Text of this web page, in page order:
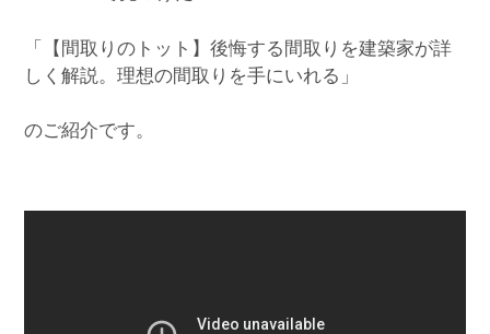
「【間取りのトット】後悔する間取りを建築家が詳
しく解説。理想の間取りを手にいれる」
のご紹介です。